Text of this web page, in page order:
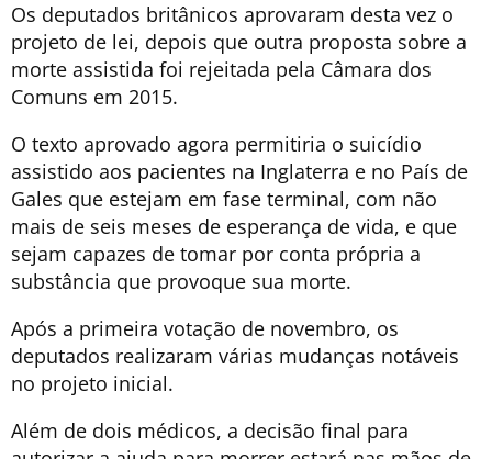
Os deputados britânicos aprovaram desta vez o
projeto de lei, depois que outra proposta sobre a
morte assistida foi rejeitada pela Câmara dos
Comuns em 2015.
O texto aprovado agora permitiria o suicídio
assistido aos pacientes na Inglaterra e no País de
Gales que estejam em fase terminal, com não
mais de seis meses de esperança de vida, e que
sejam capazes de tomar por conta própria a
substância que provoque sua morte.
Após a primeira votação de novembro, os
deputados realizaram várias mudanças notáveis
no projeto inicial.
Além de dois médicos, a decisão final para